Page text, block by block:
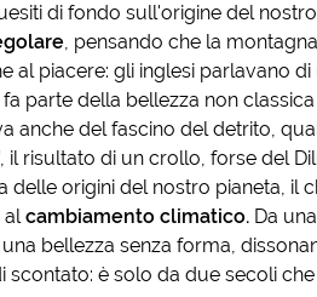
di fondo sull'origine del
, pensando che la
al piacere: gli inglesi parlavano di
parte della bellezza non
anche del fascino del detrito,
il risultato di un crollo, forse del
delle origini del nostro pianeta, il
alcambiamento climatico.Da
bellezza senza forma,
è solo da due secoli